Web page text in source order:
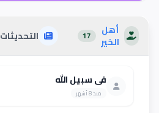
أهل
الخير 17 التحديثات
في سبيل الله
منذ 8 أشهر